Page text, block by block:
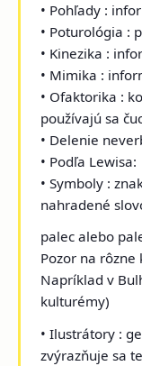
• Pohľady :
• Poturológia :
• Kinezika :
• Mimika :
• Ofaktorika :
používajú sa
• Delenie
• Podľa Lewisa:
• Symboly :
nahradené
palec alebo
Pozor na rôzne
Napríklad v
kulturémy)
• Ilustrátory :
zvýrazňuje sa